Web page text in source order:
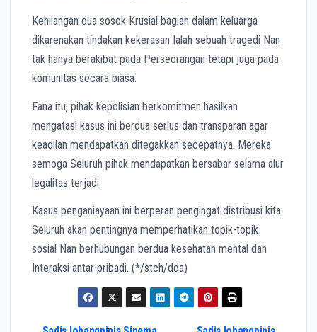
Kehilangan dua sosok Krusial bagian dalam keluarga
dikarenakan tindakan kekerasan Ialah sebuah tragedi Nan
tak hanya berakibat pada Perseorangan tetapi juga pada
komunitas secara biasa.
Fana itu, pihak kepolisian berkomitmen hasilkan
mengatasi kasus ini berdua serius dan transparan agar
keadilan mendapatkan ditegakkan secepatnya. Mereka
semoga Seluruh pihak mendapatkan bersabar selama alur
legalitas terjadi.
Kasus penganiayaan ini berperan pengingat distribusi kita
Seluruh akan pentingnya memperhatikan topik-topik
sosial Nan berhubungan berdua kesehatan mental dan
Interaksi antar pribadi. (*/stch/dda)